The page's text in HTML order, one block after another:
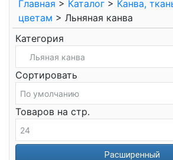
Главная > Каталог > Канва,
цветам > Льняная канва
Категория
Сортировать
Товаров на стр.
Расширенный